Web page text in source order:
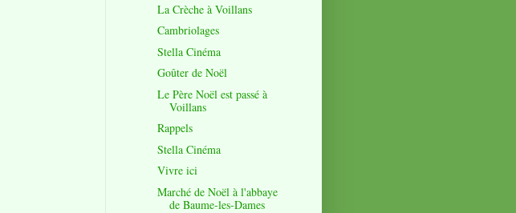
La Crèche à Voillans
Cambriolages
Stella Cinéma
Goûter de Noël
Le Père Noël est passé à
Voillans
Rappels
Stella Cinéma
Vivre ici
Marché de Noël à l'abbaye
de Baume-les-Dames